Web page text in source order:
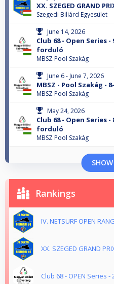
XX. SZEGED GRAND
Szegedi Biliárd Egyesület
June 14, 2026
Club 68 - Open Series -
forduló
MBSZ Pool Szakág
June 6 - June 7, 2026
MBSZ - Pool Szakág -
MBSZ Pool Szakág
May 24, 2026
Club 68 - Open Series -
forduló
MBSZ Pool Szakág
Rankings
IV. NETSURF OPEN
XX. SZEGED GRAND
Club 68 - OPEN Series -